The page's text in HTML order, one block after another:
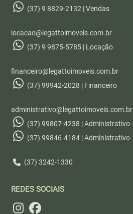
(37) 9 8829-2132 | Vendas
locacao@legattoimoveis.com.br
(37) 9 9875-5785 | Locação
financeiro@legattoimoveis.com.br
(37) 99942-2028 | Financeiro
administrativo@legattoimoveis.com.br
(37) 99807-4238 | Administrativo
(37) 99846-4184 | Administrativo
(37) 3242-1330
REDES SOCIAIS